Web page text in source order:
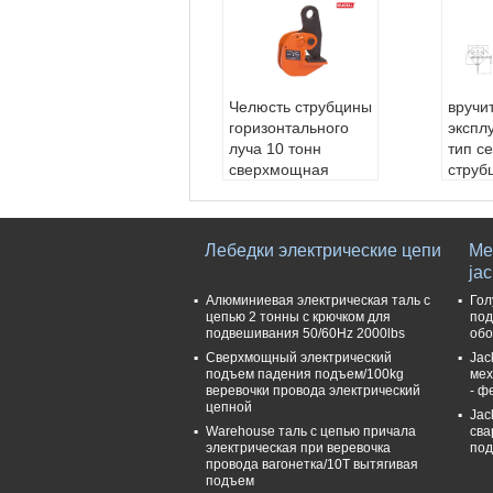
Челюсть струбцины
горизонтального
луча 10 тонн
сверхмощная
Материал:Сталь
Использование:п
однимаясь стальна
я пластина
Цвет:Опционный
тип
ауз,
л, ect.
Лебедки электрические цепи
Алюминиевая электрическая таль с
цепью 2 тонны с крючком для
подвешивания 50/60Hz 2000lbs
Сверхмощный электрический
подъем падения подъем/100kg
веревочки провода электрический
цепной
Warehouse таль с цепью причала
электрическая при веревочка
провода вагонетка/10T вытягивая
подъем
-